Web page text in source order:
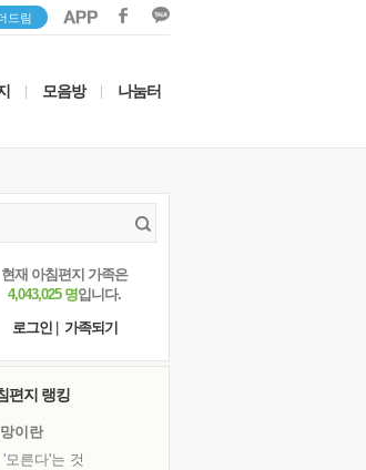
드림
모음방 나눔터
현재 아침편지 가족은
4,043,025 명입니다.
로그인
가족되기
편지 랭킹
이란
'모른다'는 것